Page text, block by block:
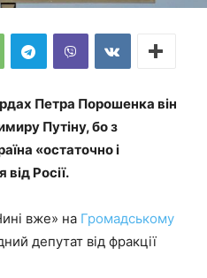
Петра Порошенка він
Путіну, бо з
«остаточно і
від Росії.
вже» на Громадському
депутат від фракції